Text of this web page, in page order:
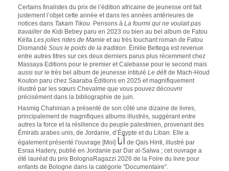
Certains finalistes du prix de l’édition africaine de jeunesse ont fait
justement l’objet cette année et dans les années antérieures de
notices dans Takam Tikou . Pensons à La fourmi qui ne voulait pas
travaillerde Kidi Bebey paru en 2023 ou bien au bel album de Fatou
Keïta Les jolies rides de Mamie et au très touchant roman de Fatou
Diomandé Sous le poids de la tradition . Émilie Bettega est revenue
entre autres titres sur ces deux derniers parus plus récemment chez
Massaya Editions pour le premier et Calebasse pour le second mais
aussi sur le très bel album de jeunesse intitulé Le défi de Mach-Houd
Kouton paru chez Saaraba Éditions en 2025 et magnifiquement
illustré par les sœurs Chevalme que vous pouvez découvrir
précisément dans la bibliographie de juin.
Hasmig Chahinian a présenté de son côté une dizaine de livres,
principalement de magnifiques albums illustrés, suggérant entre
autres la force et la résilience du peuple palestinien, provenant des
Émirats arabes unis, de Jordanie, d’Égypte et du Liban. Elle a
également présenté l'ouvrage [Moi] أنا de Qais Hinti, illustré par
Esraa Hadery, publié en Jordanie par Dar al-Salwa ; cet ouvrage a
été lauréat du prix BolognaRagazzi 2026 de la Foire du livre pour
enfants de Bologne dans la catégorie "Documentaire".